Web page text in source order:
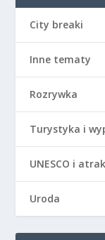
City breaki
Inne tematy
Rozrywka
Turystyka i
UNESCO i
Uroda